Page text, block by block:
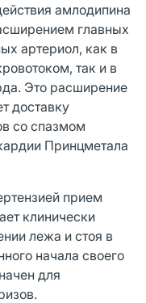
амлодипина
главных
артериол, как в
так и в
Это расширение
доставку
со спазмом
Принцметала
прием
клинически
лежа и стоя в
начала своего
для